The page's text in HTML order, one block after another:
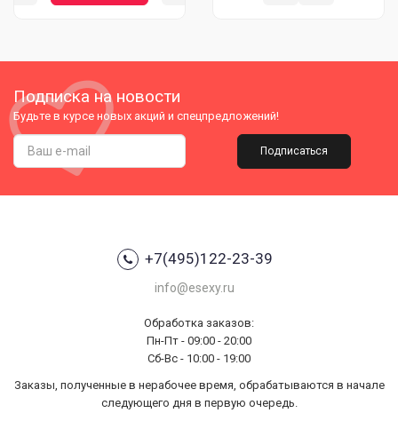
Подписка на новости
Будьте в курсе новых акций и спецпредложений!
Подписаться
+7(495)122-23-39
info@esexy.ru
Обработка заказов:
Пн-Пт - 09:00 - 20:00
Сб-Вс - 10:00 - 19:00
Заказы, полученные в нерабочее время, обрабатываются в начале
следующего дня в первую очередь.